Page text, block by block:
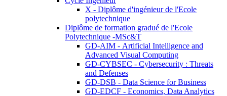
X - Diplôme d'ingénieur de l'Ecole
polytechnique
Diplôme de formation gradué de l'Ecole
Polytechnique -MSc&T
GD-AIM - Artificial Intelligence and
Advanced Visual Computing
GD-CYBSEC - Cybersecurity : Threats
and Defenses
GD-DSB - Data Science for Business
GD-EDCF - Economics, Data Analytics